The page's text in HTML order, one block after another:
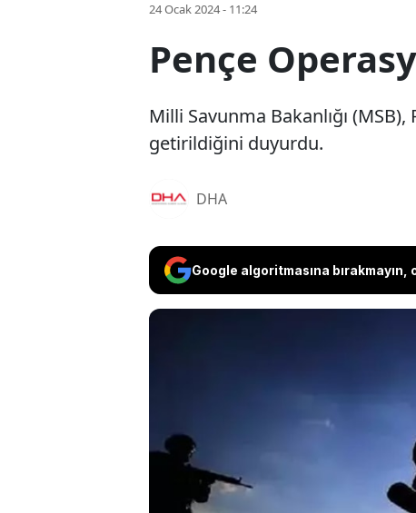
24 Ocak 2024 - 11:24
Pençe
Milli Savunma Bakanlığı
getirildiğini duyurdu.
DHA
Google algoritmasına bırakmayın,